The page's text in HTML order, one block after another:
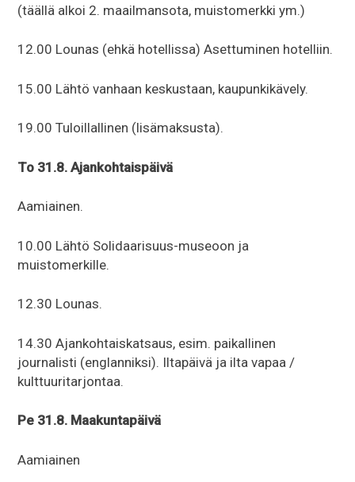
(täällä alkoi 2. maailmansota, muistomerkki ym.)
12.00 Lounas (ehkä hotellissa) Asettuminen hotelliin.
15.00 Lähtö vanhaan keskustaan, kaupunkikävely.
19.00 Tuloillallinen (lisämaksusta).
To 31.8. Ajankohtaispäivä
Aamiainen.
10.00 Lähtö Solidaarisuus-museoon ja
muistomerkille.
12.30 Lounas.
14.30 Ajankohtaiskatsaus, esim. paikallinen
journalisti (englanniksi). Iltapäivä ja ilta vapaa /
kulttuuritarjontaa.
Pe 31.8. Maakuntapäivä
Aamiainen